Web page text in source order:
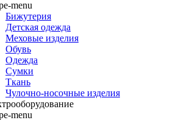
Бижутерия
Детская одежда
Меховые изделия
Обувь
Одежда
Сумки
Ткань
Чулочно-носочные изделия